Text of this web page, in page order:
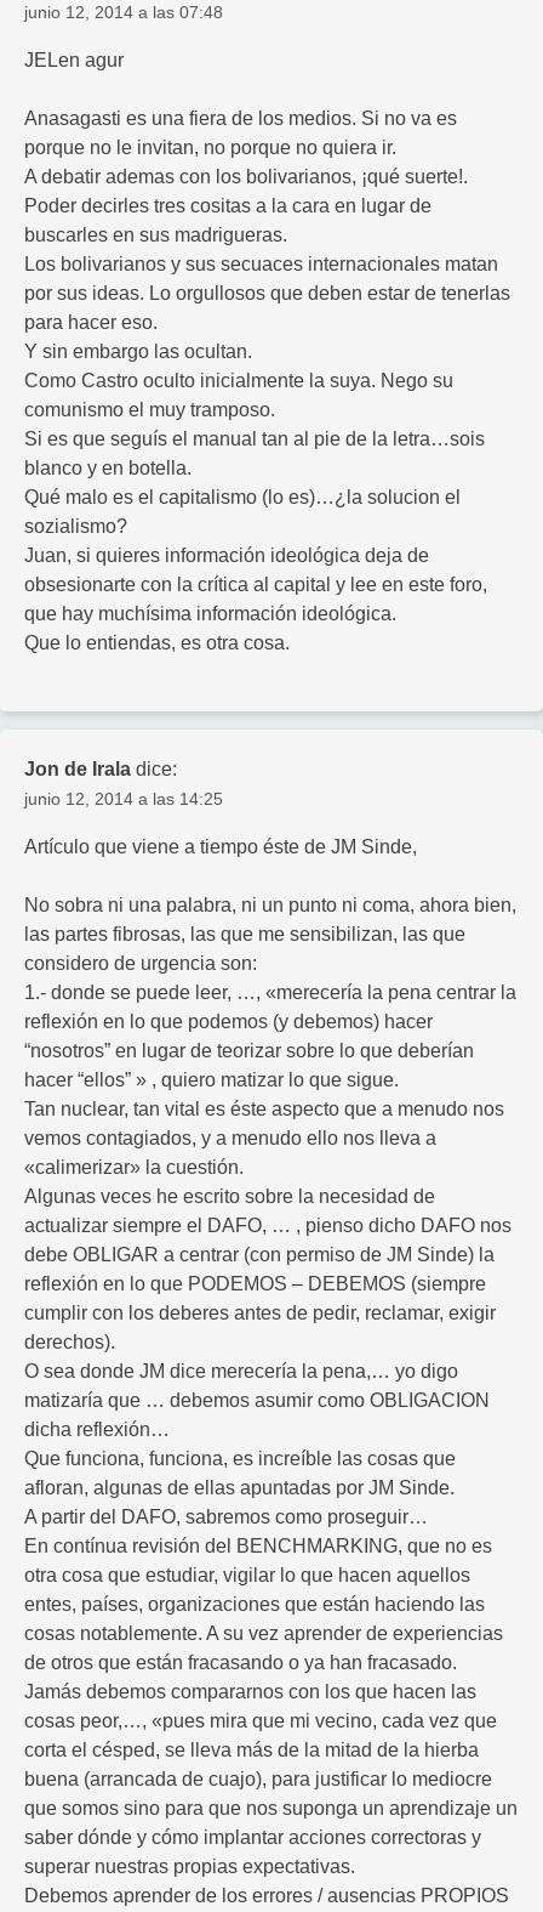
junio 12, 2014 a las 07:48
JELen agur
Anasagasti es una fiera de los medios. Si no va es
porque no le invitan, no porque no quiera ir.
A debatir ademas con los bolivarianos, ¡qué suerte!.
Poder decirles tres cositas a la cara en lugar de
buscarles en sus madrigueras.
Los bolivarianos y sus secuaces internacionales matan
por sus ideas. Lo orgullosos que deben estar de tenerlas
para hacer eso.
Y sin embargo las ocultan.
Como Castro oculto inicialmente la suya. Nego su
comunismo el muy tramposo.
Si es que seguís el manual tan al pie de la letra…sois
blanco y en botella.
Qué malo es el capitalismo (lo es)…¿la solucion el
sozialismo?
Juan, si quieres información ideológica deja de
obsesionarte con la crítica al capital y lee en este foro,
que hay muchísima información ideológica.
Que lo entiendas, es otra cosa.
Jon de Irala dice:
junio 12, 2014 a las 14:25
Artículo que viene a tiempo éste de JM Sinde,
No sobra ni una palabra, ni un punto ni coma, ahora bien,
las partes fibrosas, las que me sensibilizan, las que
considero de urgencia son:
1.- donde se puede leer, …, «merecería la pena centrar la
reflexión en lo que podemos (y debemos) hacer
“nosotros” en lugar de teorizar sobre lo que deberían
hacer “ellos” » , quiero matizar lo que sigue.
Tan nuclear, tan vital es éste aspecto que a menudo nos
vemos contagiados, y a menudo ello nos lleva a
«calimerizar» la cuestión.
Algunas veces he escrito sobre la necesidad de
actualizar siempre el DAFO, … , pienso dicho DAFO nos
debe OBLIGAR a centrar (con permiso de JM Sinde) la
reflexión en lo que PODEMOS – DEBEMOS (siempre
cumplir con los deberes antes de pedir, reclamar, exigir
derechos).
O sea donde JM dice merecería la pena,… yo digo
matizaría que … debemos asumir como OBLIGACION
dicha reflexión…
Que funciona, funciona, es increíble las cosas que
afloran, algunas de ellas apuntadas por JM Sinde.
A partir del DAFO, sabremos como proseguir…
En contínua revisión del BENCHMARKING, que no es
otra cosa que estudiar, vigilar lo que hacen aquellos
entes, países, organizaciones que están haciendo las
cosas notablemente. A su vez aprender de experiencias
de otros que están fracasando o ya han fracasado.
Jamás debemos compararnos con los que hacen las
cosas peor,…, «pues mira que mi vecino, cada vez que
corta el césped, se lleva más de la mitad de la hierba
buena (arrancada de cuajo), para justificar lo mediocre
que somos sino para que nos suponga un aprendizaje un
saber dónde y cómo implantar acciones correctoras y
superar nuestras propias expectativas.
Debemos aprender de los errores / ausencias PROPIOS